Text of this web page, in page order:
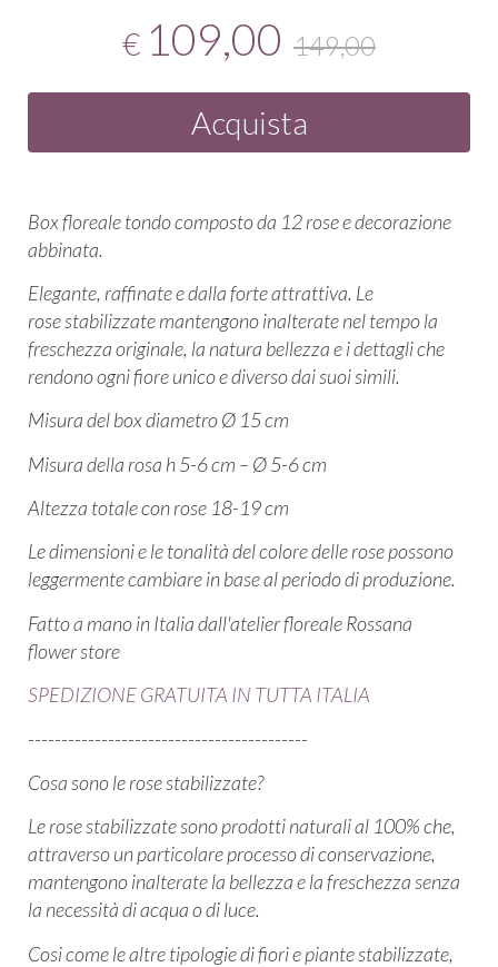
€ 109,00 149,00
Acquista
Box floreale tondo composto da 12 rose e decorazione
abbinata.
Elegante, raffinate e dalla forte attrattiva. Le
rose stabilizzate mantengono inalterate nel tempo la
freschezza originale, la natura bellezza e i dettagli che
rendono ogni fiore unico e diverso dai suoi simili.
Misura del box diametro Ø 15 cm
Misura della rosa h 5-6 cm – Ø 5-6 cm
Altezza totale con rose 18-19 cm
Le dimensioni e le tonalità del colore delle rose possono
leggermente cambiare in base al periodo di produzione.
Fatto a mano in Italia dall'atelier floreale Rossana
flower store
SPEDIZIONE GRATUITA IN TUTTA ITALIA
------------------------------------------
Cosa sono le rose stabilizzate?
Le rose stabilizzate sono prodotti naturali al 100% che,
attraverso un particolare processo di conservazione,
mantengono inalterate la bellezza e la freschezza senza
la necessità di acqua o di luce.
Cosi come le altre tipologie di fiori e piante stabilizzate,